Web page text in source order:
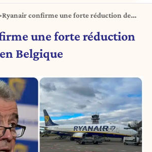
Ryanair confirme une forte réduction de
une forte réduction
Belgique